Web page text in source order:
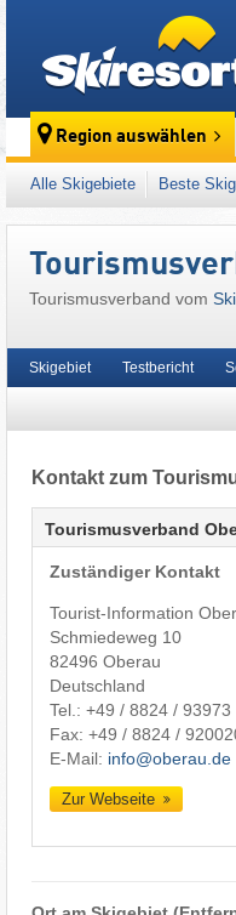
Region auswählen
Alle Skigebiete Beste
Tourismusverband vom
Skigebiet Testbericht
Kontakt zum
Tourismusverband
Zuständiger Kontakt
Tourist-Information
Schmiedeweg 10
82496 Oberau
Deutschland
Tel.: +49 / 8824 / 93973
Fax: +49 / 8824 /
E-Mail: info@oberau.de
Zur Webseite